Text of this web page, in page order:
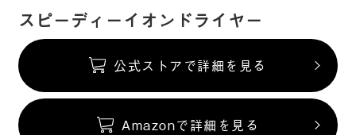
スピーディーイオンドライヤー
公式ストアで詳細を見る
Amazonで詳細を見る